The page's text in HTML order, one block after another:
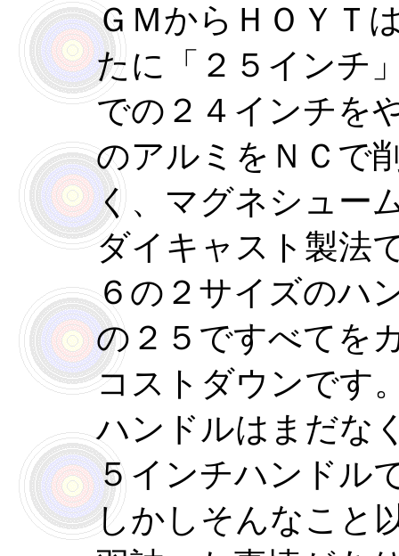
ＧＭからＨＯＹＴ
たに「２５インチ
での２４インチを
のアルミをＮＣで
く、マグネシュー
ダイキャスト製法
６の２サイズのハ
の２５ですべてを
コストダウンです
ハンドルはまだな
５インチハンドル
しかしそんなこと